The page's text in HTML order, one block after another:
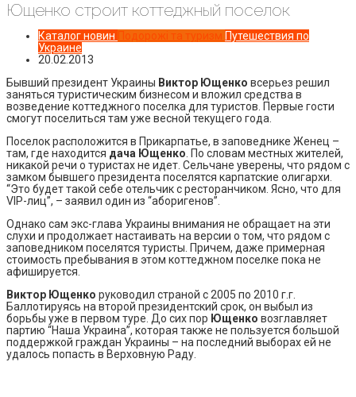
Ющенко строит коттеджный поселок
Каталог новин Подорожі та туризм Путешествия по
Украине
20.02.2013
Бывший президент Украины Виктор Ющенко всерьез решил
заняться туристическим бизнесом и вложил средства в
возведение коттеджного поселка для туристов. Первые гости
смогут поселиться там уже весной текущего года.
Поселок расположится в Прикарпатье, в заповеднике Женец –
там, где находится дача Ющенко . По словам местных жителей,
никакой речи о туристах не идет. Сельчане уверены, что рядом с
замком бывшего президента поселятся карпатские олигархи.
“Это будет такой себе отельчик с ресторанчиком. Ясно, что для
VIP-лиц”, – заявил один из “аборигенов”.
Однако сам экс-глава Украины внимания не обращает на эти
слухи и продолжает настаивать на версии о том, что рядом с
заповедником поселятся туристы. Причем, даже примерная
стоимость пребывания в этом коттеджном поселке пока не
афишируется.
Виктор Ющенко руководил страной с 2005 по 2010 г.г.
Баллотируясь на второй президентский срок, он выбыл из
борьбы уже в первом туре. До сих пор Ющенко возглавляет
партию “Наша Украина”, которая также не пользуется большой
поддержкой граждан Украины – на последний выборах ей не
удалось попасть в Верховную Раду.